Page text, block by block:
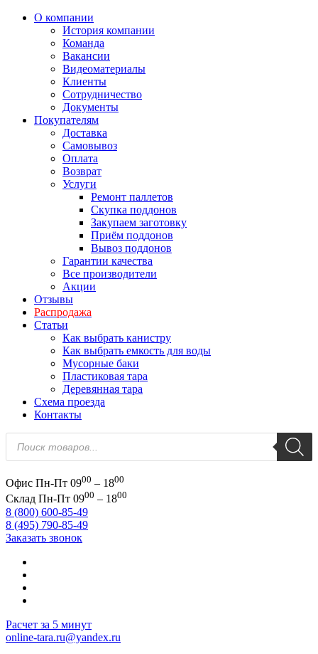
О компании
История компании
Команда
Вакансии
Видеоматериалы
Клиенты
Сотрудничество
Документы
Покупателям
Доставка
Самовывоз
Оплата
Возврат
Услуги
Ремонт паллетов
Скупка поддонов
Закупаем заготовку
Приём поддонов
Вывоз поддонов
Гарантии качества
Все производители
Акции
Отзывы
Распродажа
Статьи
Как выбрать канистру
Как выбрать емкость для воды
Мусорные баки
Пластиковая тара
Деревянная тара
Схема проезда
Контакты
Поиск
товаров
Офис Пн-Пт 0900 – 1800
Склад Пн-Пт 0900 – 1800
8 (800) 600-85-49
8 (495) 790-85-49
Заказать звонок
Расчет за 5 минут
online-tara.ru@yandex.ru